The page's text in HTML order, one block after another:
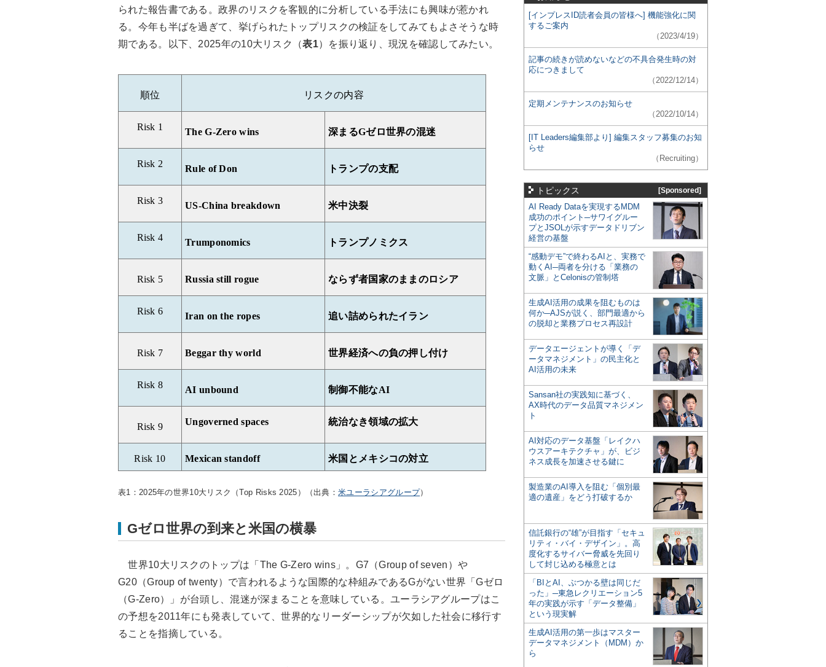
られた報告書である。政界のリスクを客観的に分析している手法にも興味が惹かれ
る。今年も半ばを過ぎて、挙げられたトップリスクの検証をしてみてもよさそうな時
期である。以下、2025年の10大リスク（表1）を振り返り、現況を確認してみたい。
順位 リスクの内容
Risk 1 The G-Zero wins 深まるGゼロ世界の混迷
Risk 2 Rule of Don トランプの支配
Risk3 US-China breakdown 米中決裂
Risk4 Trumponomics トランプノミクス
Risk 5 Russia still rogue ならず者国家のままのロシア
Risk6 Iran on the ropes 追い詰められたイラン
Risk 7 Beggar thy world 世界経済への負の押し付け
Risk8 AI unbound 制御不能なAI
Risk 9 Ungoverned spaces 統治なき領域の拡大
Risk 10 Mexican standoff 米国とメキシコの対立
表1：2025年の世界10大リスク（Top Risks 2025）（出典：米ユーラシアグループ）
Gゼロ世界の到来と米国の横暴
世界10大リスクのトップは「The G-Zero wins」。G7（Group of seven）や
G20（Group of twenty）で言われるような国際的な枠組みであるGがない世界「Gゼロ
（G-Zero）」が台頭し、混迷が深まることを意味している。ユーラシアグループはこ
の予想を2011年にも発表していて、世界的なリーダーシップが欠如した社会に移行す
ることを指摘している。
[インプレスID読者会員の皆様へ] 機能強化に関
するご案内
（2023/4/19）
記事の続きが読めないなどの不具合発生時の対
応につきまして
（2022/12/14）
定期メンテナンスのお知らせ
（2022/10/14）
[IT Leaders編集部より] 編集スタッフ募集のお知
らせ
（Recruiting）
トピックス [Sponsored]
AI Ready Dataを実現するMDM
成功のポイント─サワイグルー
プとJSOLが示すデータドリブン
経営の基盤
“感動デモ”で終わるAIと、実務で
動くAI─両者を分ける「業務の
文脈」とCelonisの管制塔
生成AI活用の成果を阻むものは
何か─AJSが説く、部門最適から
の脱却と業務プロセス再設計
データエージェントが導く「デ
ータマネジメント」の民主化と
AI活用の未来
Sansan社の実践知に基づく、
AX時代のデータ品質マネジメン
ト
AI対応のデータ基盤「レイクハ
ウスアーキテクチャ」が、ビジ
ネス成長を加速させる鍵に
製造業のAI導入を阻む「個別最
適の遺産」をどう打破するか
信託銀行の“雄”が目指す「セキュ
リティ・バイ・デザイン」。高
度化するサイバー脅威を先回り
して封じ込める極意とは
「BIとAI、ぶつかる壁は同じだ
った」─東急レクリエーション5
年の実践が示す「データ整備」
という現実解
生成AI活用の第一歩はマスター
データマネジメント（MDM）か
ら